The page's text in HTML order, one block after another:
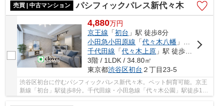
売買 | 中古マンション
パシフィックパレス新代々木
4,880万円
京王線 「初台 」駅 徒歩8分
小田急小田原線 「代々木八幡 」駅 徒歩12分
千代田線 「代々木上原 」駅 徒歩16分
3階 / 1LDK / 34.80㎡
東京都渋谷区初台 ２丁目23-5
渋谷区初台に佇むパシフィックパレス新代々木。ペット飼育可能。京王
新線「初台」駅徒歩8分。千代田線・小田急線「代々木公園」駅徒歩12
分と利便性に富んだ立地です。周辺には買い物施...